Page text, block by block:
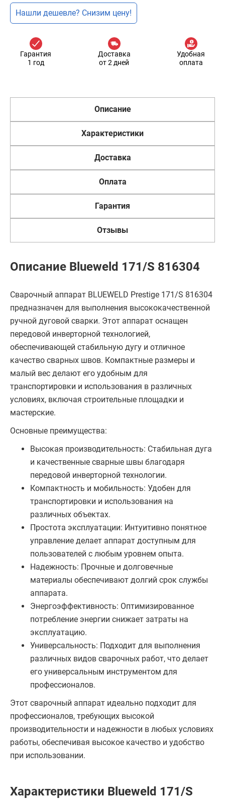
Нашли дешевле? Снизим цену!
Гарантия
1 год
Доставка
от 2 дней
Удобная
оплата
Описание
Характеристики
Доставка
Оплата
Гарантия
Отзывы
Описание Blueweld 171/S 816304
Сварочный аппарат BLUEWELD Prestige 171/S 816304
предназначен для выполнения высококачественной
ручной дуговой сварки. Этот аппарат оснащен
передовой инверторной технологией,
обеспечивающей стабильную дугу и отличное
качество сварных швов. Компактные размеры и
малый вес делают его удобным для
транспортировки и использования в различных
условиях, включая строительные площадки и
мастерские.
Основные преимущества:
Высокая производительность: Стабильная дуга
и качественные сварные швы благодаря
передовой инверторной технологии.
Компактность и мобильность: Удобен для
транспортировки и использования на
различных объектах.
Простота эксплуатации: Интуитивно понятное
управление делает аппарат доступным для
пользователей с любым уровнем опыта.
Надежность: Прочные и долговечные
материалы обеспечивают долгий срок службы
аппарата.
Энергоэффективность: Оптимизированное
потребление энергии снижает затраты на
эксплуатацию.
Универсальность: Подходит для выполнения
различных видов сварочных работ, что делает
его универсальным инструментом для
профессионалов.
Этот сварочный аппарат идеально подходит для
профессионалов, требующих высокой
производительности и надежности в любых условиях
работы, обеспечивая высокое качество и удобство
при использовании.
Характеристики Blueweld 171/S